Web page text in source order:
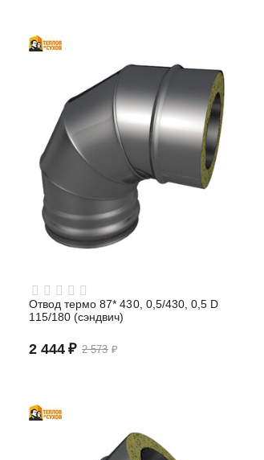
Отвод термо 87* 430, 0,5/430, 0,5 D
115/180 (сэндвич)
2 573 ₽
2 444 ₽